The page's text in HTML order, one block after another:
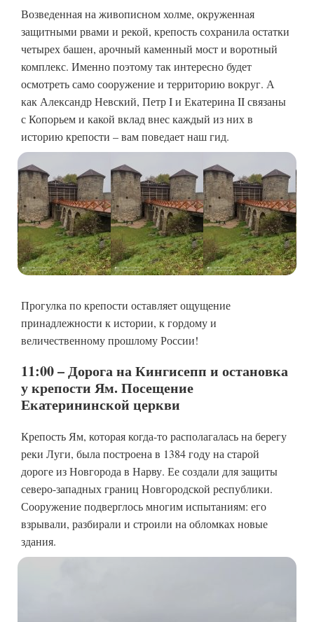
Возведенная на живописном холме, окруженная
защитными рвами и рекой, крепость сохранила остатки
четырех башен, арочный каменный мост и воротный
комплекс. Именно поэтому так интересно будет
осмотреть само сооружение и территорию вокруг. А
как Александр Невский, Петр I и Екатерина II связаны
с Копорьем и какой вклад внес каждый из них в
историю крепости – вам поведает наш гид.
Прогулка по крепости оставляет ощущение
принадлежности к истории, к гордому и
величественному прошлому России!
11:00 – Дорога на Кингисепп и остановка
у крепости Ям. Посещение
Екатерининской церкви
Крепость Ям, которая когда-то располагалась на берегу
реки Луги, была построена в 1384 году на старой
дороге из Новгорода в Нарву. Ее создали для защиты
северо-западных границ Новгородской республики.
Сооружение подверглось многим испытаниям: его
взрывали, разбирали и строили на обломках новые
здания.